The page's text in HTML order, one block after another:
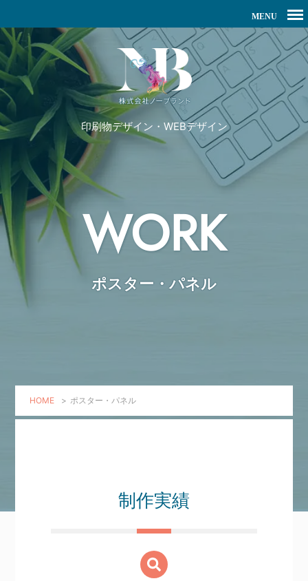
印刷物デザイン・WEBデザイン
WORK
ポスター・パネル
HOME > ポスター・パネル
制作実績